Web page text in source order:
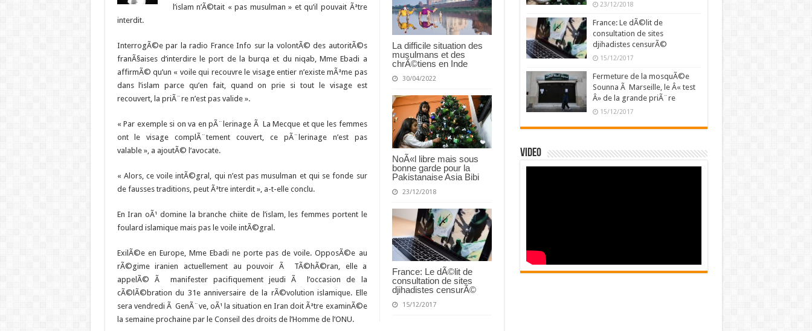
La difficile situation des
musulmans et des
chrÃ©tiens en Inde
30/04/2022
NoÃ«l libre mais sous
bonne garde pour la
Pakistanaise Asia Bibi
23/12/2018
France: Le dÃ©lit de
consultation de sites
djihadistes censurÃ©
15/12/2017
l’islam n’Ã©tait « pas musulman » et qu’il pouvait Ãªtre
interdit.
InterrogÃ©e par la radio France Info sur la volontÃ© des autoritÃ©s
franÃ§aises d’interdire le port de la burqa et du niqab, Mme Ebadi a
affirmÃ© qu’un « voile qui recouvre le visage entier n’existe mÃªme pas
dans l’islam parce qu’en fait, quand on prie si tout le visage est
recouvert, la priÃ¨re n’est pas valide ».
« Par exemple si on va en pÃ¨lerinage Ã La Mecque et que les femmes
ont le visage complÃ¨tement couvert, ce pÃ¨lerinage n’est pas
valable », a ajoutÃ© l’avocate.
« Alors, ce voile intÃ©gral, qui n’est pas musulman et qui se fonde sur
de fausses traditions, peut Ãªtre interdit », a-t-elle conclu.
En Iran oÃ¹ domine la branche chiite de l’islam, les femmes portent le
foulard islamique mais pas le voile intÃ©gral.
ExilÃ©e en Europe, Mme Ebadi ne porte pas de voile. OpposÃ©e au
rÃ©gime iranien actuellement au pouvoir Ã TÃ©hÃ©ran, elle a
appelÃ© Ã manifester pacifiquement jeudi Ã l’occasion de la
cÃ©lÃ©bration du 31e anniversaire de la rÃ©volution islamique. Elle
sera vendredi Ã GenÃ¨ve, oÃ¹ la situation en Iran doit Ãªtre examinÃ©e
la semaine prochaine par le Conseil des droits de l’Homme de l’ONU.
23/12/2018
France: Le dÃ©lit de
consultation de sites
djihadistes censurÃ©
15/12/2017
Fermeture de la mosquÃ©e
Sounna Ã Marseille, le Â« test
Â» de la grande priÃ¨re
15/12/2017
Video